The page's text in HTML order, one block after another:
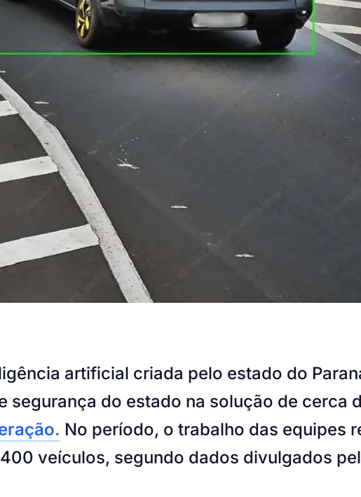
CajamarCaieirasFranco da RochaFrancisco MoratoTaboão da SerraEmbu das
artificial criada pelo estado do
segurança do estado na solução de cerca
No período, o trabalho das equipes
veículos, segundo dados divulgados